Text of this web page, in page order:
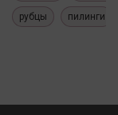
рубцы пилинги